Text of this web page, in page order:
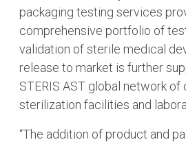
packaging testing services
comprehensive portfolio of
validation of sterile medical
release to market is further
STERIS AST global network of
sterilization facilities and
“The addition of product and